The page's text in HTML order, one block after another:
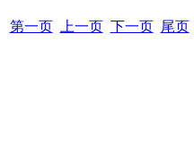
第一页 上一页 下一页 尾页